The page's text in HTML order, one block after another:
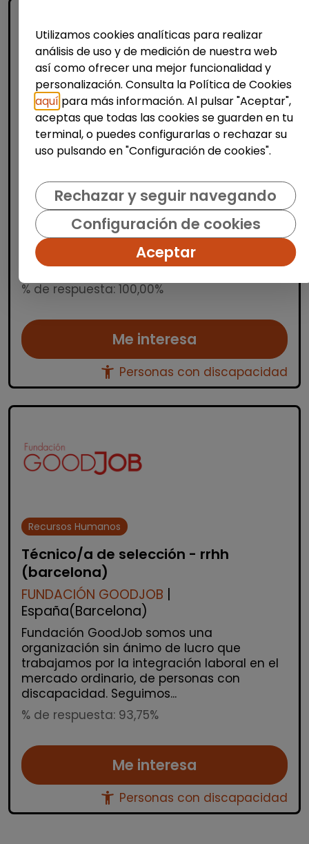
Turismo, Hostelería y Restauración
Cocinero/a (valència)
Valencia| España(Valencia)
La persona seleccionada se encargará de
confeccionar ofertas gastronómicas y
determinar la calidad de las materias
primas, satisfaciendo las necesidades del
cliente. También s...
% de respuesta: 100,00%
Me interesa
accessibility_new Personas con discapacidad
Recursos Humanos
Técnico/a de selección - rrhh
(barcelona)
FUNDACIÓN GOODJOB |
España(Barcelona)
Fundación GoodJob somos una
organización sin ánimo de lucro que
trabajamos por la integración laboral en el
mercado ordinario, de personas con
discapacidad. Seguimos...
% de respuesta: 93,75%
Me interesa
accessibility_new Personas con discapacidad
Utilizamos cookies analíticas para realizar
análisis de uso y de medición de nuestra web
así como ofrecer una mejor funcionalidad y
personalización. Consulta la Política de Cookies
aquí para más información. Al pulsar "Aceptar",
aceptas que todas las cookies se guarden en tu
terminal, o puedes configurarlas o rechazar su
uso pulsando en "Configuración de cookies".
Rechazar y seguir navegando
Configuración de cookies
Aceptar